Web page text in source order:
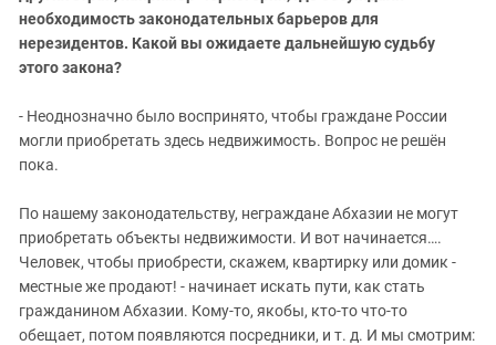
необходимость законодательных барьеров для
нерезидентов. Какой вы ожидаете дальнейшую судьбу
этого закона?
- Неоднозначно было воспринято, чтобы граждане России
могли приобретать здесь недвижимость. Вопрос не решён
пока.
По нашему законодательству, неграждане Абхазии не могут
приобретать объекты недвижимости. И вот начинается….
Человек, чтобы приобрести, скажем, квартирку или домик -
местные же продают! - начинает искать пути, как стать
гражданином Абхазии. Кому-то, якобы, кто-то что-то
обещает, потом появляются посредники, и т. д. И мы смотрим: